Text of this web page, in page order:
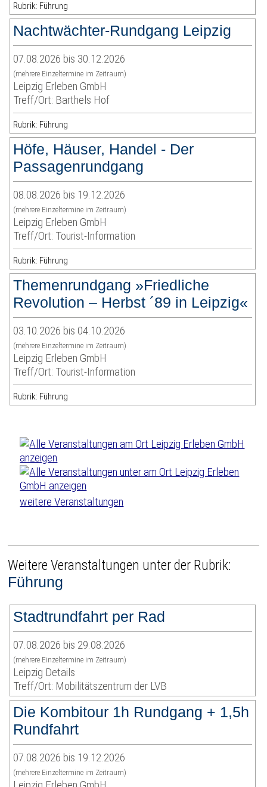
Rubrik: Führung
Nachtwächter-Rundgang Leipzig
07.08.2026 bis 30.12.2026
(mehrere Einzeltermine im Zeitraum)
Leipzig Erleben GmbH
Treff/Ort: Barthels Hof
Rubrik: Führung
Höfe, Häuser, Handel - Der
Passagenrundgang
08.08.2026 bis 19.12.2026
(mehrere Einzeltermine im Zeitraum)
Leipzig Erleben GmbH
Treff/Ort: Tourist-Information
Rubrik: Führung
Themenrundgang »Friedliche
Revolution – Herbst ´89 in Leipzig«
03.10.2026 bis 04.10.2026
(mehrere Einzeltermine im Zeitraum)
Leipzig Erleben GmbH
Treff/Ort: Tourist-Information
Rubrik: Führung
weitere Veranstaltungen
Weitere Veranstaltungen unter der Rubrik:
Führung
Stadtrundfahrt per Rad
07.08.2026 bis 29.08.2026
(mehrere Einzeltermine im Zeitraum)
Leipzig Details
Treff/Ort: Mobilitätszentrum der LVB
Die Kombitour 1h Rundgang + 1,5h
Rundfahrt
07.08.2026 bis 19.12.2026
(mehrere Einzeltermine im Zeitraum)